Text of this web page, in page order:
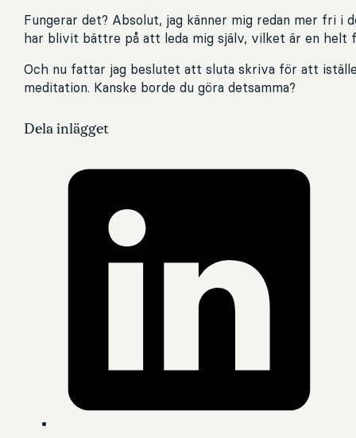
Fungerar det? Absolut, jag känner mig redan mer fri i
har blivit bättre på att leda mig själv, vilket är en helt
Och nu fattar jag beslutet att sluta skriva för att
meditation. Kanske borde du göra detsamma?
Dela inlägget